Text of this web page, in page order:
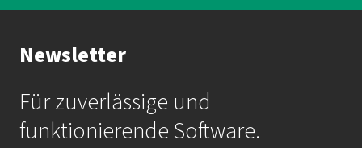
Ihr Kontakt zur Akademie
Frau Katrin Krauß
Mail: akademie@imbus.de
Newsletter
Für zuverlässige und
funktionierende Software.